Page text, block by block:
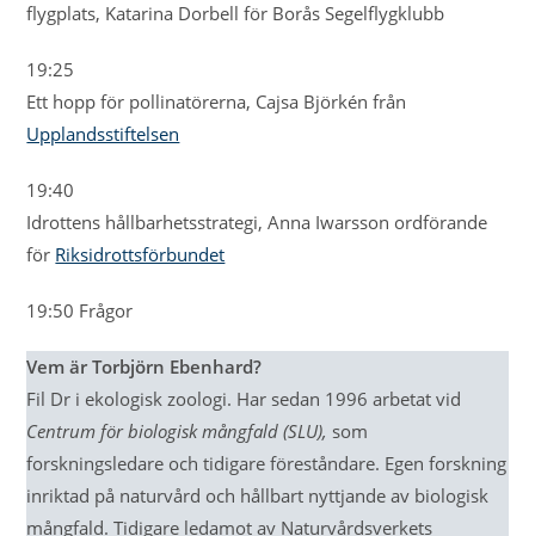
flygplats, Katarina Dorbell för Borås Segelflygklubb
19:25
Ett hopp för pollinatörerna, Cajsa Björkén från
Upplandsstiftelsen
19:40
Idrottens hållbarhetsstrategi, Anna Iwarsson ordförande
för Riksidrottsförbundet
19:50 Frågor
Vem är Torbjörn Ebenhard?
Fil Dr i ekologisk zoologi. Har sedan 1996 arbetat vid
Centrum för biologisk mångfald (SLU), som
forskningsledare och tidigare föreståndare. Egen forskning
inriktad på naturvård och hållbart nyttjande av biologisk
mångfald. Tidigare ledamot av Naturvårdsverkets